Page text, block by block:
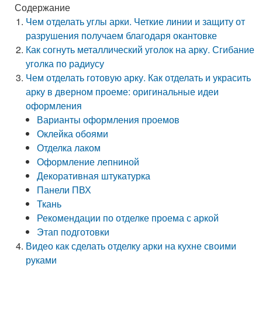
Содержание
Чем отделать углы арки. Четкие линии и защиту от
разрушения получаем благодаря окантовке
Как согнуть металлический уголок на арку. Сгибание
уголка по радиусу
Чем отделать готовую арку. Как отделать и украсить
арку в дверном проеме: оригинальные идеи
оформления
Варианты оформления проемов
Оклейка обоями
Отделка лаком
Оформление лепниной
Декоративная штукатурка
Панели ПВХ
Ткань
Рекомендации по отделке проема с аркой
Этап подготовки
Видео как сделать отделку арки на кухне своими
руками